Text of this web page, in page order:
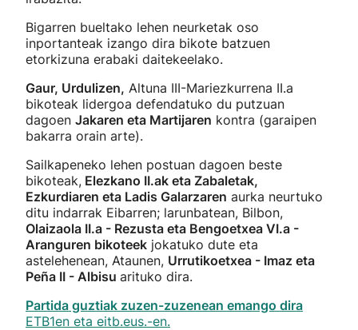
Bigarren bueltako lehen neurketak oso
inportanteak izango dira bikote batzuen
etorkizuna erabaki daitekeelako.
Gaur, Urdulizen, Altuna III-Mariezkurrena II.a
bikoteak lidergoa defendatuko du putzuan
dagoen Jakaren eta Martijaren kontra (garaipen
bakarra orain arte).
Sailkapeneko lehen postuan dagoen beste
bikoteak, Elezkano II.ak eta Zabaletak,
Ezkurdiaren eta Ladis Galarzaren aurka neurtuko
ditu indarrak Eibarren; larunbatean, Bilbon,
Olaizaola II.a - Rezusta eta Bengoetxea VI.a -
Aranguren bikoteek jokatuko dute eta
astelehenean, Ataunen, Urrutikoetxea - Imaz eta
Peña II - Albisu arituko dira.
Partida guztiak zuzen-zuzenean emango dira
ETB1en eta eitb.eus.-en.